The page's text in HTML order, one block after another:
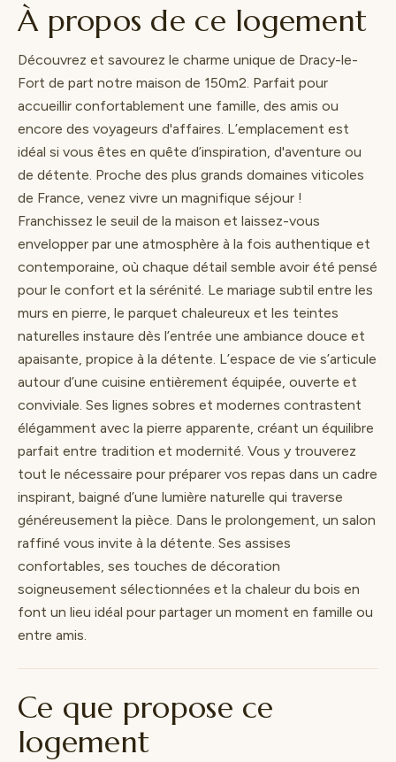
À propos de ce logement
Découvrez et savourez le charme unique de Dracy-le-
Fort de part notre maison de 150m2. Parfait pour
accueillir confortablement une famille, des amis ou
encore des voyageurs d'affaires. L’emplacement est
idéal si vous êtes en quête d’inspiration, d'aventure ou
de détente. Proche des plus grands domaines viticoles
de France, venez vivre un magnifique séjour !
Franchissez le seuil de la maison et laissez-vous
envelopper par une atmosphère à la fois authentique et
contemporaine, où chaque détail semble avoir été pensé
pour le confort et la sérénité. Le mariage subtil entre les
murs en pierre, le parquet chaleureux et les teintes
naturelles instaure dès l’entrée une ambiance douce et
apaisante, propice à la détente. L’espace de vie s’articule
autour d’une cuisine entièrement équipée, ouverte et
conviviale. Ses lignes sobres et modernes contrastent
élégamment avec la pierre apparente, créant un équilibre
parfait entre tradition et modernité. Vous y trouverez
tout le nécessaire pour préparer vos repas dans un cadre
inspirant, baigné d’une lumière naturelle qui traverse
généreusement la pièce. Dans le prolongement, un salon
raffiné vous invite à la détente. Ses assises
confortables, ses touches de décoration
soigneusement sélectionnées et la chaleur du bois en
font un lieu idéal pour partager un moment en famille ou
entre amis.
Ce que propose ce
logement